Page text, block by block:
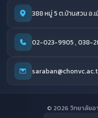
388 หมู่ 5 ต.บ้านสวน อ.
02-023-9905 , 038-
© 2026 วิทยาลัยอ